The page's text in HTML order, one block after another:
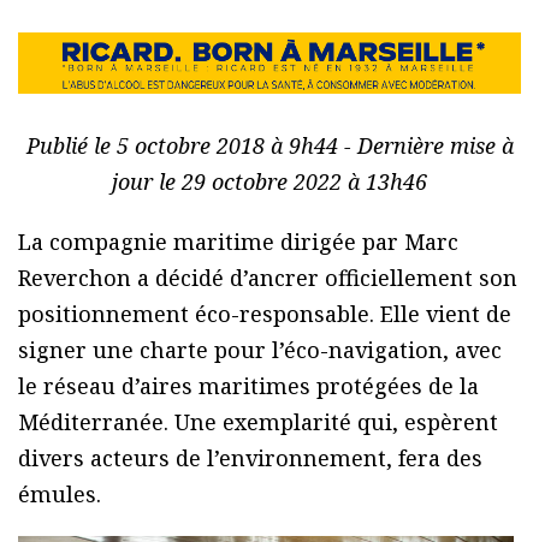
Publié le 5 octobre 2018 à 9h44 - Dernière mise à
jour le 29 octobre 2022 à 13h46
La compagnie maritime dirigée par Marc
Reverchon a décidé d’ancrer officiellement son
positionnement éco-responsable. Elle vient de
signer une charte pour l’éco-navigation, avec
le réseau d’aires maritimes protégées de la
Méditerranée. Une exemplarité qui, espèrent
divers acteurs de l’environnement, fera des
émules.